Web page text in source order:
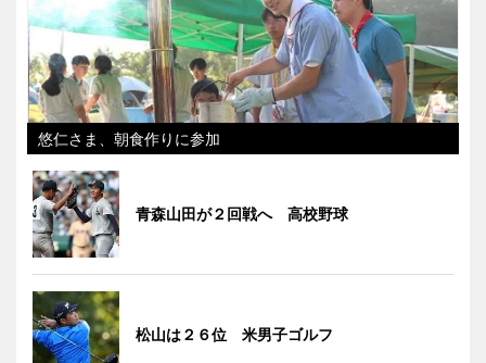
悠仁さま、朝食作りに参加
青森山田が２回戦へ 高校野球
松山は２６位 米男子ゴルフ